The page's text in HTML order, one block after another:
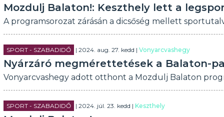
Mozdulj Balaton!: Keszthely lett a
A programsorozat zárásán a dicsőség mellett
SPORT - SZABADIDŐ | 2024. aug. 27. kedd | Vonyarcvashegy
Nyárzáró megmérettetések a Balaton-
Vonyarcvashegy adott otthont a Mozdulj Balaton
SPORT - SZABADIDŐ | 2024. júl. 23. kedd | Keszthely